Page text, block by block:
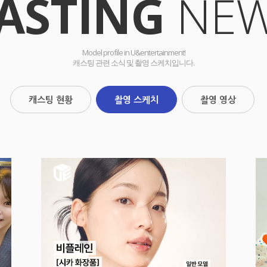
Model profile in U&entertainment!
캐스팅 관련 소식 및 촬영 스케치입니다.
캐스팅 현황 촬영 스케치 촬영 영상